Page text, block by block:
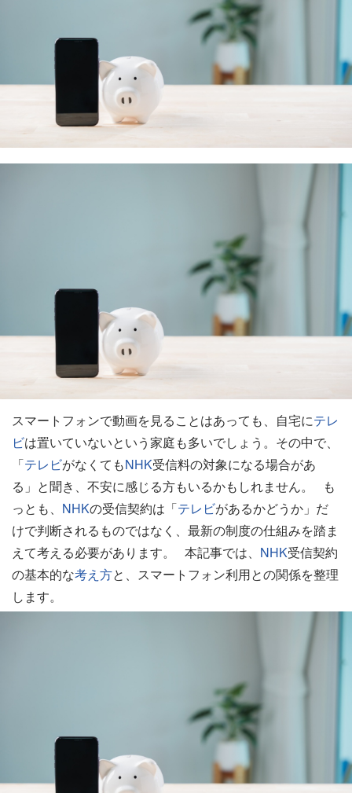
スマートフォンで動画を見ることはあっても、自宅にテレ
ビは置いていないという家庭も多いでしょう。その中で、
「テレビがなくてもNHK受信料の対象になる場合があ
る」と聞き、不安に感じる方もいるかもしれません。 も
っとも、 NHKの受信契約は「テレビがあるかどうか」だ
けで判断されるものではなく、最新の制度の仕組みを踏ま
えて考える必要があります。 本記事では、 NHK受信契約
の基本的な考え方と、スマートフォン利用との関係を整理
します。